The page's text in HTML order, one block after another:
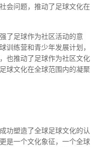
会问题，推动了足球文化在
了足球作为社区活动的意
训练营和青少年发展计划，
也推动了足球作为社区文化
球文化在全球范围内的凝聚
功塑造了全球足球文化的认
是一个文化象征，一个全球